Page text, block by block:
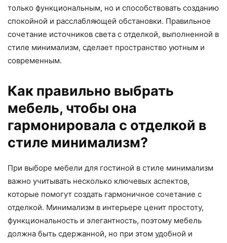
только функциональным, но и способствовать созданию
спокойной и расслабляющей обстановки. Правильное
сочетание источников света с отделкой, выполненной в
стиле минимализм, сделает пространство уютным и
современным.
Как правильно выбрать
мебель, чтобы она
гармонировала с отделкой в
стиле минимализм?
При выборе мебели для гостиной в стиле минимализм
важно учитывать несколько ключевых аспектов,
которые помогут создать гармоничное сочетание с
отделкой. Минимализм в интерьере ценит простоту,
функциональность и элегантность, поэтому мебель
должна быть сдержанной, но при этом удобной и